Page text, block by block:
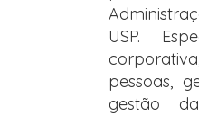
USP.
pessoas,
gestão